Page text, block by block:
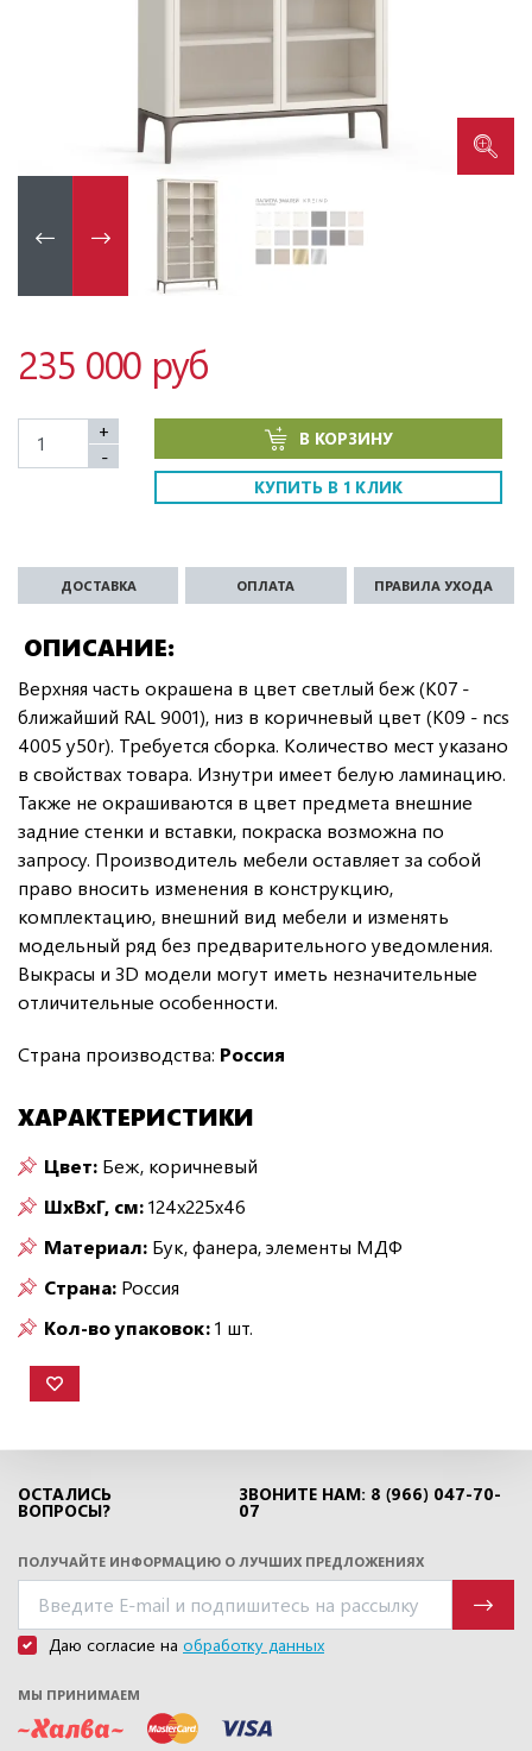
235 000 руб
+
-
В КОРЗИНУ
КУПИТЬ В 1 КЛИК
ОПИСАНИЕ
ДОСТАВКА ОПЛАТА ПРАВИЛА УХОДА
Верхняя часть окрашена в цвет светлый беж (K07 -
ближайший RAL 9001), низ в коричневый цвет (K09 - ncs
4005 y50r). Требуется сборка. Количество мест указано
в свойствах товара. Изнутри имеет белую ламинацию.
Также не окрашиваются в цвет предмета внешние
задние стенки и вставки, покраска возможна по
запросу. Производитель мебели оставляет за собой
право вносить изменения в конструкцию,
комплектацию, внешний вид мебели и изменять
модельный ряд без предварительного уведомления.
Выкрасы и 3D модели могут иметь незначительные
отличительные особенности.
Страна производства: Россия
ХАРАКТЕРИСТИКИ
Цвет: Беж, коричневый
ШxВxГ, см:124x225x46
Материал: Бук, фанера, элементы МДФ
Страна: Россия
Кол-во упаковок:1 шт.
ОСТАЛИСЬ
ВОПРОСЫ?
ЗВОНИТЕ НАМ: 8 (966) 047-70-
07
ПОЛУЧАЙТЕ ИНФОРМАЦИЮ О ЛУЧШИХ ПРЕДЛОЖЕНИЯХ
Даю согласие на обработку данных
МЫ ПРИНИМАЕМ